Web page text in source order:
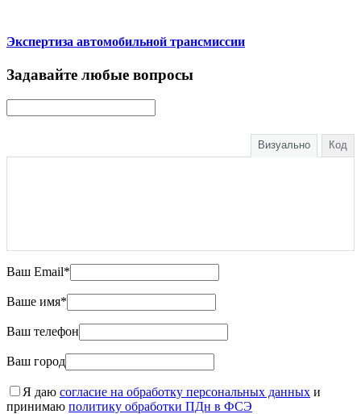
Экспертиза автомобильной трансмиссии
Задавайте любые вопросы
Визуально Код
Ваш Email*
Ваше имя*
Ваш телефон
Ваш город
Я даю согласие на обработку персональных данных и
принимаю политику обработки ПДн в ФСЭ